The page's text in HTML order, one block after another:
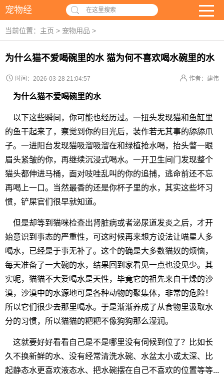
宠物经 在这里搜索
当前位置： 主页 > 宠物用品 >
为什么猫不爱喝碗里的水 猫为何不喜欢喝水碗里的水
时间：2026-03-28 21:04:57 作者：建伟
为什么猫不爱喝碗里的水
以下这些瞬间，你可能也经历过。一扭头发现猫和鱼缸里
的鱼干起来了，察觉到你的目光后，装作若无其事的舔舔爪
子。一进阳台发现猫吸溜吸溜在和绿植抢水喝，抬头瞥一眼
眉头紧皱的你，再继续沉浸式喝水。一开卫生间门发现整个
猫头都伸进马桶，面对吱哇乱叫的你的追捕，逃命前还不忘
再喝上一口。当然最香的还是你杯子里的水，其实这些坏习
惯，铲屎官们很早就知道。
但是却等到猫咪检查出肾脏病或者泌尿道发炎之后，才开
始意识到事态的严重性，可这时候再来想方设法让喵星人多
喝水，已经是于事无补了。这个的确是大多数猫奴的烦恼，
每天准备了一大碗的水，结果回到家看见一点也没见少。其
实呢，猫猫不大爱喝水是天性，毕竟它的祖先来自干燥的沙
漠，沙漠中的水源地可是各种动物的聚集体，非常的危险！
所以它们很少去那里喝水。于是渐渐养成了从食物里汲取水
分的习惯，所以猫猫的粑粑不像狗狗那么湿润。
这就要好好看看自己是不是哪里没有伺候到位了？比如长
久不换新鲜的水、没有经常清洗水碗、水盆太小或太深、比
起静态水更喜欢液态水、把水碗摆在自己不喜欢的位置等等...